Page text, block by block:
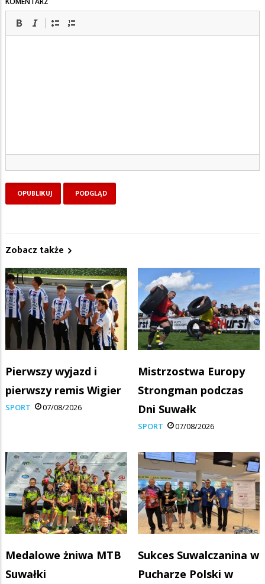
Zobacz także
Pierwszy wyjazd i
pierwszy remis Wigier
SPORT 07/08/2026
Mistrzostwa Europy
Strongman podczas
Dni Suwałk
SPORT 07/08/2026
Medalowe żniwa MTB
Suwałki
Sukces Suwalczanina w
Pucharze Polski w